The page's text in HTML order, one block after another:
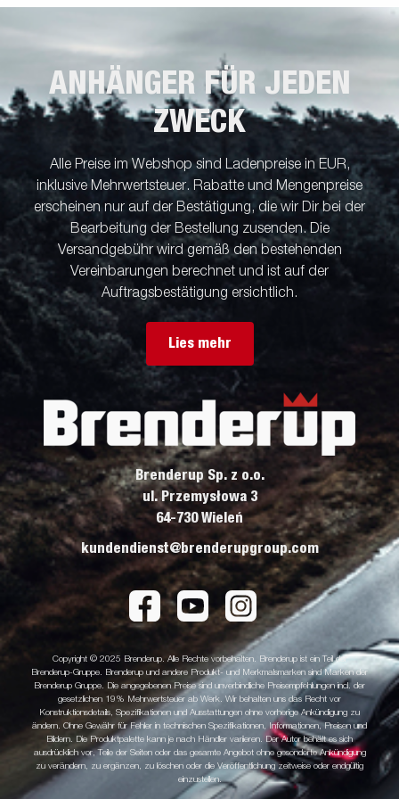
Bilder dienen nur zur Illustration und können vom Original
abweichen oder optionales Zubehör enthalten.
ANHÄNGER FÜR JEDEN
ZWECK
Alle Preise im Webshop sind Ladenpreise in EUR,
inklusive Mehrwertsteuer. Rabatte und Mengenpreise
erscheinen nur auf der Bestätigung, die wir Dir bei der
Bearbeitung der Bestellung zusenden. Die
Versandgebühr wird gemäß den bestehenden
Vereinbarungen berechnet und ist auf der
Auftragsbestätigung ersichtlich.
Lies mehr
Brenderup Sp. z o.o.
ul. Przemysłowa 3
64-730 Wieleń
kundendienst@brenderupgroup.com
Copyright © 2025 Brenderup. Alle Rechte vorbehalten. Brenderup ist ein Teil der
Brenderup-Gruppe. Brenderup und andere Produkt- und Merkmalsmarken sind Marken der
Brenderup Gruppe. Die angegebenen Preise sind unverbindliche Preisempfehlungen incl. der
gesetzlichen 19% Mehrwertsteuer ab Werk. Wir behalten uns das Recht vor
Konstruktionsdetails, Spezifikationen und Ausstattungen ohne vorherige Ankündigung zu
ändern. Ohne Gewähr für Fehler in technischen Spezifikationen, Informationen, Preisen und
Bildern. Die Produktpalette kann je nach Händler variieren. Der Autor behält es sich
ausdrücklich vor, Teile der Seiten oder das gesamte Angebot ohne gesonderte Ankündigung
zu verändern, zu ergänzen, zu löschen oder die Veröffentlichung zeitweise oder endgültig
einzustellen.